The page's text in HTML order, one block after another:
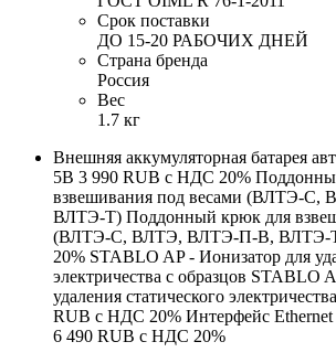
Срок поставки
ДО 15-20 РАБОЧИХ ДНЕЙ
Страна бренда
Россия
Вес
1.7 кг
Внешняя аккумуляторная батарея
5В 3 990 RUB с НДС 20%
взвешивания под весами (ВЛТЭ-
ВЛТЭ-Т) Поддонный крюк для
(ВЛТЭ-С, ВЛТЭ, ВЛТЭ-П-В, ВЛТЭ-
20% STABLO AP - Ионизатор для
электричества с образцов STABLO
удаления статического
RUB с НДС 20% Интерфейс Ethernet
6 490 RUB с НДС 20%